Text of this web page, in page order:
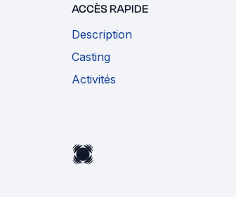
ACCÈS RAPIDE
Description
Casting
Activités